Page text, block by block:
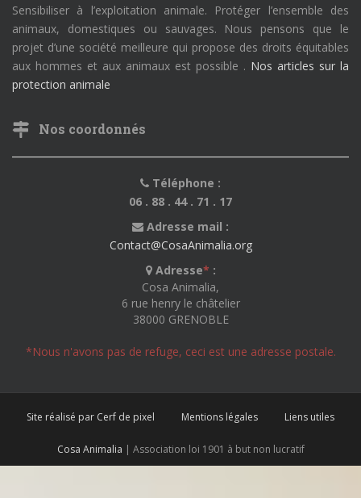
Sensibiliser à l’exploitation animale. Protéger l’ensemble des
animaux, domestiques ou sauvages. Nous pensons que le
projet d’une société meilleure qui propose des droits équitables
aux hommes et aux animaux est possible . Nos articles sur la
protection animale
Nos coordonnés
Téléphone :
06 . 88 . 44 . 71 . 17
Adresse mail :
Contact@CosaAnimalia.org
Adresse* :
Cosa Animalia,
6 rue henry le châtelier
38000 GRENOBLE
*Nous n'avons pas de refuge, ceci est une adresse postale.
Site réalisé par Cerf de pixel Mentions légales Liens utiles
Cosa Animalia | Association loi 1901 à but non lucratif